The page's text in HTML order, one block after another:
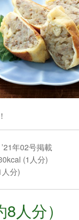
年02号掲載
(1人分)
分)
人分）